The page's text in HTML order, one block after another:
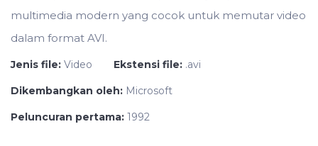
multimedia modern yang cocok untuk memutar video
dalam format AVI.
Jenis file: Video Ekstensi file: .avi
Dikembangkan oleh: Microsoft
Peluncuran pertama: 1992